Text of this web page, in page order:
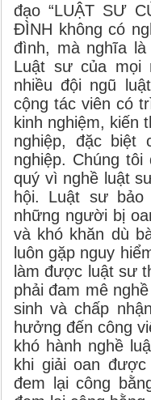
đạo “LUẬT SƯ
ĐÌNH không có
đình, mà nghĩa
Luật sư của mọi
nhiều đội ngũ
cộng tác viên có
kinh nghiệm, kiến
nghiệp, đặc biệt
nghiệp. Chúng
quý vì nghề luật
hội. Luật sư
những người bị
và khó khăn dù
luôn gặp nguy
làm được luật sư
phải đam mê
sinh và chấp
hưởng đến công
khó hành nghề
khi giải oan
đem lại công